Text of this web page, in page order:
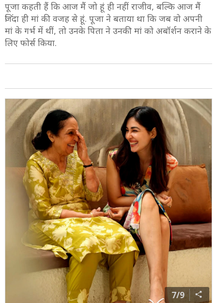
पूजा कहती हैं कि आज मैं जो हूं ही नहीं राजीव, बल्कि आज मैं
जिंदा ही मां की वजह से हूं. पूजा ने बताया था कि जब वो अपनी
मां के गर्भ में थीं, तो उनके पिता ने उनकी मां को अबॉर्शन कराने के
लिए फोर्स किया.
7/9